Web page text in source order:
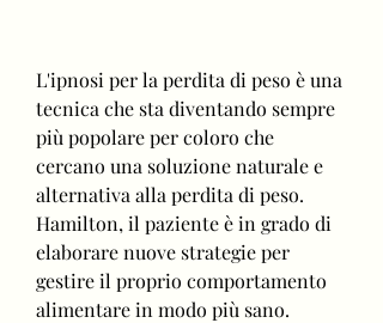
L'ipnosi per la perdita di peso è una
tecnica che sta diventando sempre
più popolare per coloro che
cercano una soluzione naturale e
alternativa alla perdita di peso.
Hamilton, il paziente è in grado di
elaborare nuove strategie per
gestire il proprio comportamento
alimentare in modo più sano.